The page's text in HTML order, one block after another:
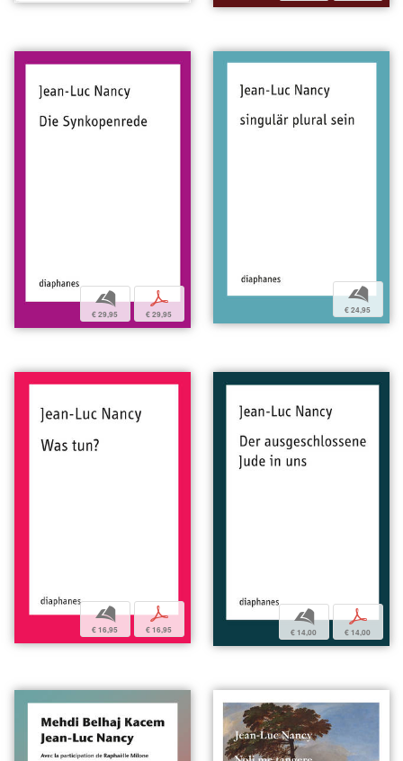
b
€ 29,95
p
€ 29,95
b
€ 24,95
b
€ 16,95
p
€ 16,95
b
€ 14,00
p
€ 14,00